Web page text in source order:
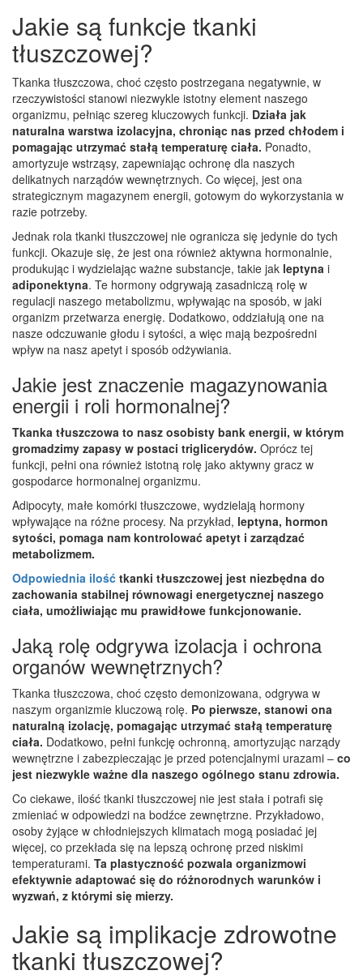
Jakie są funkcje tkanki
tłuszczowej?
Tkanka tłuszczowa, choć często postrzegana negatywnie, w
rzeczywistości stanowi niezwykle istotny element naszego
organizmu, pełniąc szereg kluczowych funkcji. Działa jak
naturalna warstwa izolacyjna, chroniąc nas przed chłodem i
pomagając utrzymać stałą temperaturę ciała. Ponadto,
amortyzuje wstrząsy, zapewniając ochronę dla naszych
delikatnych narządów wewnętrznych. Co więcej, jest ona
strategicznym magazynem energii, gotowym do wykorzystania w
razie potrzeby.
Jednak rola tkanki tłuszczowej nie ogranicza się jedynie do tych
funkcji. Okazuje się, że jest ona również aktywna hormonalnie,
produkując i wydzielając ważne substancje, takie jak leptyna i
adiponektyna. Te hormony odgrywają zasadniczą rolę w
regulacji naszego metabolizmu, wpływając na sposób, w jaki
organizm przetwarza energię. Dodatkowo, oddziałują one na
nasze odczuwanie głodu i sytości, a więc mają bezpośredni
wpływ na nasz apetyt i sposób odżywiania.
Jakie jest znaczenie magazynowania
energii i roli hormonalnej?
Tkanka tłuszczowa to nasz osobisty bank energii, w którym
gromadzimy zapasy w postaci triglicerydów. Oprócz tej
funkcji, pełni ona również istotną rolę jako aktywny gracz w
gospodarce hormonalnej organizmu.
Adipocyty, małe komórki tłuszczowe, wydzielają hormony
wpływające na różne procesy. Na przykład, leptyna, hormon
sytości, pomaga nam kontrolować apetyt i zarządzać
metabolizmem.
Odpowiednia ilość tkanki tłuszczowej jest niezbędna do
zachowania stabilnej równowagi energetycznej naszego
ciała, umożliwiając mu prawidłowe funkcjonowanie.
Jaką rolę odgrywa izolacja i ochrona
organów wewnętrznych?
Tkanka tłuszczowa, choć często demonizowana, odgrywa w
naszym organizmie kluczową rolę. Po pierwsze, stanowi ona
naturalną izolację, pomagając utrzymać stałą temperaturę
ciała. Dodatkowo, pełni funkcję ochronną, amortyzując narządy
wewnętrzne i zabezpieczając je przed potencjalnymi urazami – co
jest niezwykle ważne dla naszego ogólnego stanu zdrowia.
Co ciekawe, ilość tkanki tłuszczowej nie jest stała i potrafi się
zmieniać w odpowiedzi na bodźce zewnętrzne. Przykładowo,
osoby żyjące w chłodniejszych klimatach mogą posiadać jej
więcej, co przekłada się na lepszą ochronę przed niskimi
temperaturami. Ta plastyczność pozwala organizmowi
efektywnie adaptować się do różnorodnych warunków i
wyzwań, z którymi się mierzy.
Jakie są implikacje zdrowotne
tkanki tłuszczowej?